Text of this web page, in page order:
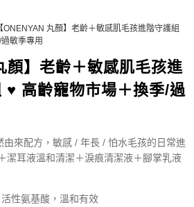
ONENYAN 丸顏】老齡＋敏感肌毛孩進階守護組
敏季專用
顏】老齡＋敏感肌毛孩進
♥️ 高齡寵物市場＋換季/過
由來配方，敏感 / 年長 / 怕水毛孩的日常進
潔耳液溫和清潔＋淚痕清潔液＋腳掌乳液
性氨基酸，溫和有效